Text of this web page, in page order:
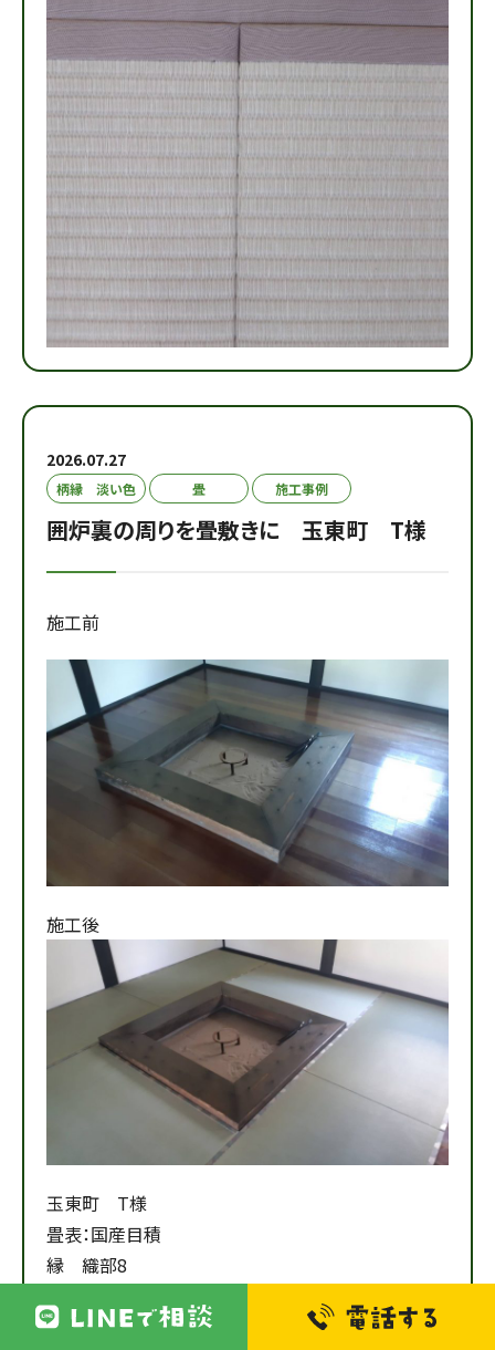
2026.07.27
柄縁 淡い色 畳 施工事例
囲炉裏の周りを畳敷きに 玉東町 T様
施工前
施工後
玉東町 T様
畳表：国産目積
縁 織部8
囲炉裏の周りに畳を敷くことで、居心地の良い空間に